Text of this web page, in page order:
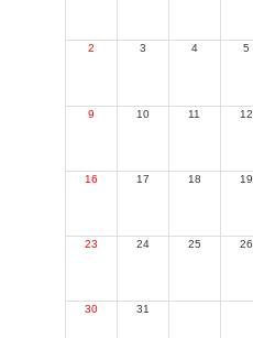
2 3 4 5
9 10 11 12
16 17 18 19
23 24 25 26
30 31